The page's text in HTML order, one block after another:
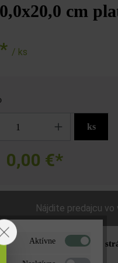
cm
/ ks
ks
0,00 €*
Nájdite predajcu vo
zoznamu želaní Tlač
Aktívne